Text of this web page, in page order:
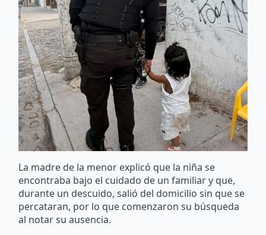
La madre de la menor explicó que la niña se
encontraba bajo el cuidado de un familiar y que,
durante un descuido, salió del domicilio sin que se
percataran, por lo que comenzaron su búsqueda
al notar su ausencia.